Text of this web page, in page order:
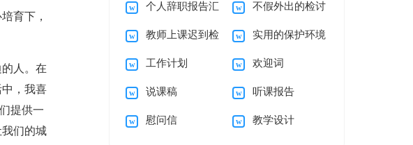
育下，
人。在
，我喜
提供一
们的城
稿五篇 反思
个人辞职报告汇
编15篇
不假外出的检讨
书
教师上课迟到检
讨书锦集八篇
实用的保护环境
建议书作文汇总9篇
工作计划 欢迎词
说课稿 听课报告
慰问信 教学设计